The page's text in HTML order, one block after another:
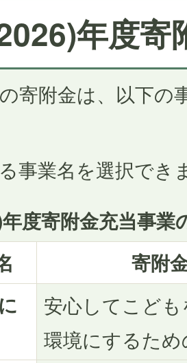
年度寄
寄附金は、以下の
事業名を選択でき
度寄附金充当事業
寄附
安心してこど
環境にするた